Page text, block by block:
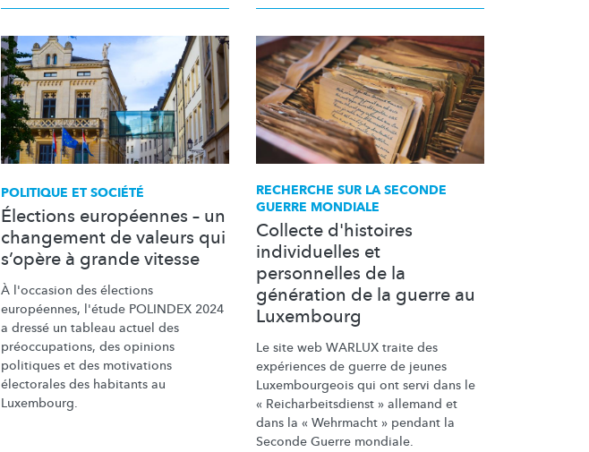
POLITIQUE ET SOCIÉTÉ
Élections européennes – un
changement de valeurs qui
s’opère à grande vitesse
À l'occasion des élections
européennes, l'étude POLINDEX 2024
a dressé un tableau actuel des
préoccupations, des opinions
politiques et des motivations
électorales des habitants au
Luxembourg.
RECHERCHE SUR LA SECONDE
GUERRE MONDIALE
Collecte d'histoires
individuelles et
personnelles de la
génération de la guerre au
Luxembourg
Le site web WARLUX traite des
expériences de guerre de jeunes
Luxembourgeois qui ont servi dans le
« Reicharbeitsdienst » allemand et
dans la « Wehrmacht » pendant la
Seconde Guerre mondiale.